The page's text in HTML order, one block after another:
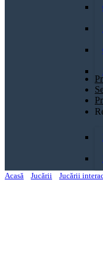
Acasă
Jucării Jucării